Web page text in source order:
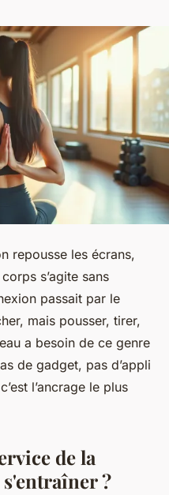
repousse les écrans,
s’agite sans
passait par le
mais pousser, tirer,
a besoin de ce genre
de gadget, pas d’appli
l’ancrage le plus
de la
?